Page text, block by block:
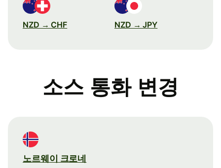
NZD → CHF NZD → JPY
소스 통화 변경
노르웨이 크로네